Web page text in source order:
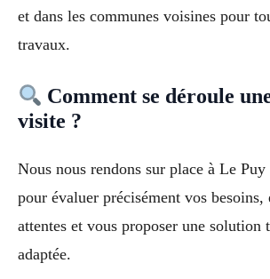
et dans les communes voisines pour
travaux.
Comment se déroule
visite ?
Nous nous rendons sur place à Le Puy
pour évaluer précisément vos besoins,
attentes et vous proposer une solution
adaptée.